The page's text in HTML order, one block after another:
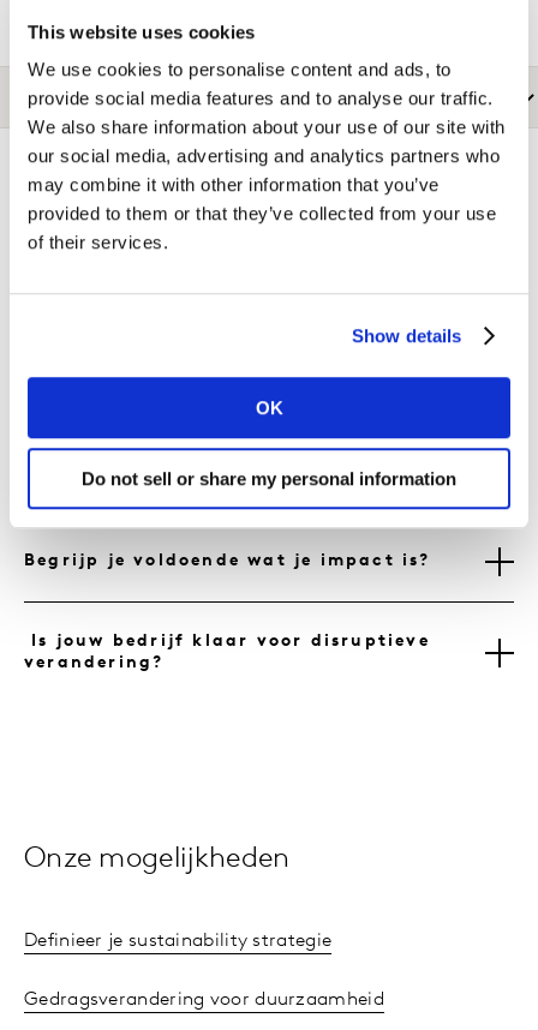
This website uses cookies
We use cookies to personalise content and ads, to
provide social media features and to analyse our traffic.
We also share information about your use of our site with
our social media, advertising and analytics partners who
may combine it with other information that you’ve
provided to them or that they’ve collected from your use
of their services.
Show details
OK
Do not sell or share my personal information
Hoe wij helpen
organisatie op authentieke wijze kan
Hoe stimuleer je langdurige
action gap?
Begrijp je voldoende wat je impact is?
Is jouw bedrijf klaar voor disruptieve
verandering?
Onze mogelijkheden
Definieer je sustainability strategie
Gedragsverandering voor duurzaamheid